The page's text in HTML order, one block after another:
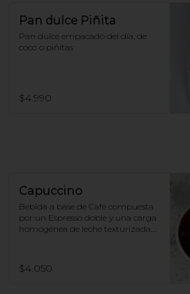
Pan dulce Piñita
Pan dulce empacado del día, de
coco o piñitas
$4.990
Capuccino
Bebida a base de Café compuesta
por un Espresso doble y una carga
homogénea de leche texturizada.
$4.050